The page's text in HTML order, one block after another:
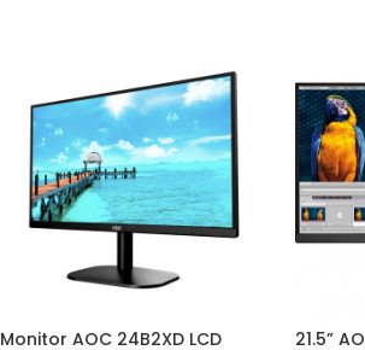
Monitor AOC 24B2XD LCD 21.5”